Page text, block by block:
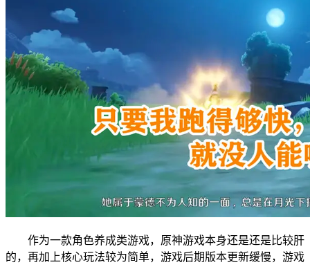
作为一款角色养成类游戏，原神游戏本身还是还是比较肝
的，再加上核心玩法较为简单，游戏后期版本更新缓慢，游戏